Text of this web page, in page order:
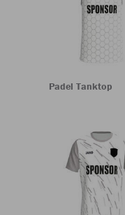
Padel Tanktop